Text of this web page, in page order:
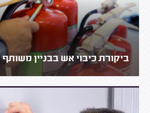
ביקורת כיבוי אש בבניין